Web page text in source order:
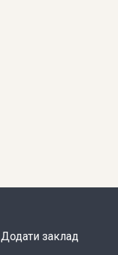
Додати заклад